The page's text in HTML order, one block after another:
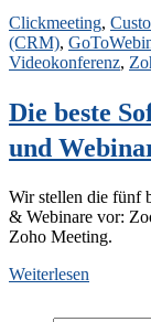
Clickmeeting,
(CRM),
Videokonferenz,
Die beste
und
Wir stellen die fünf
& Webinare vor:
Zoho Meeting.
Weiterlesen